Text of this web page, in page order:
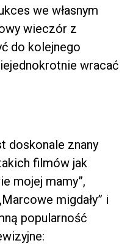
we własnym
wieczór z
do kolejnego
wracać
doskonale znany
filmów jak
mojej mamy”,
migdały” i
popularność